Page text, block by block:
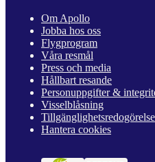
Om Apollo
Jobba hos oss
Flygprogram
Våra resmål
Press och media
Hållbart resande
Personuppgifter &
Visselblåsning
Tillgänglighetsredogörelse
Hantera cookies